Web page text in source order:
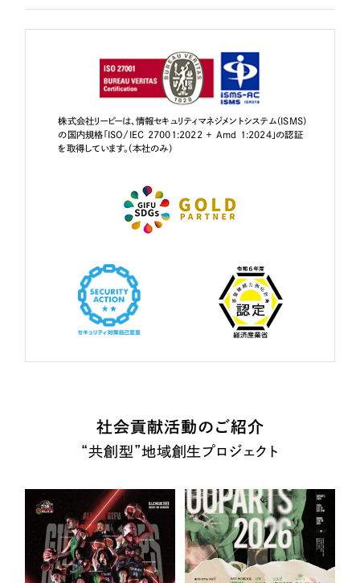
株式会社リーピーは、情報セキュリティマネジメントシステム（ISMS）
の国内規格「ISO/IEC 27001:2022 + Amd 1:2024」の認証
を取得しています。（本社のみ）
社会貢献活動のご紹介
“共創型”地域創生プロジェクト